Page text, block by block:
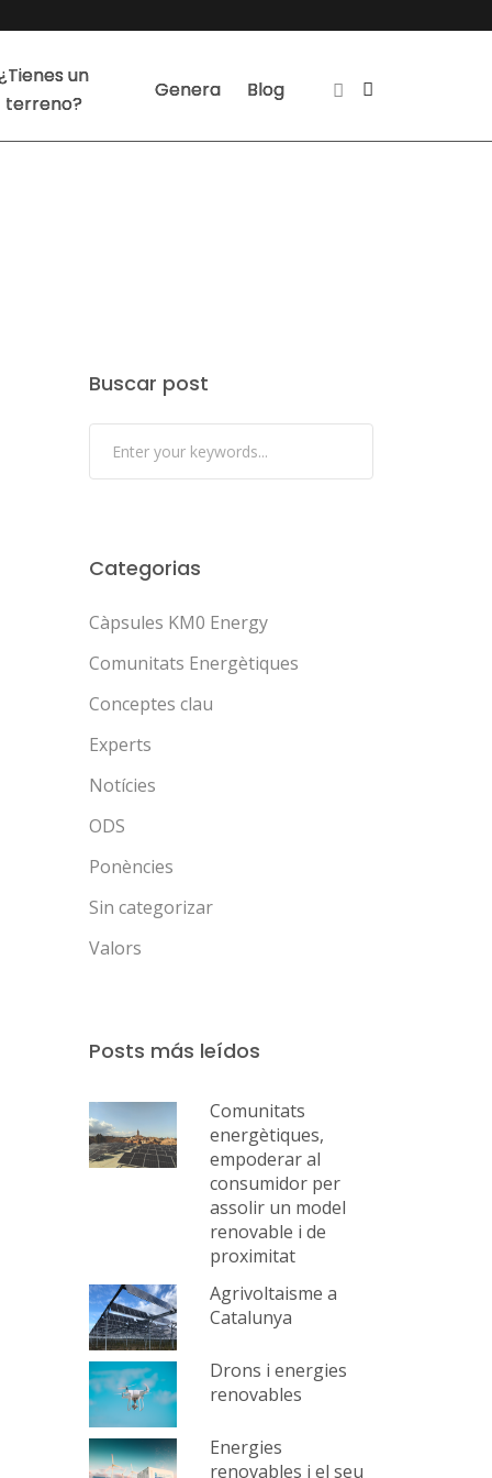
un
terreno?
Genera Blog
Buscar post
Categorias
Càpsules KM0 Energy
Comunitats Energètiques
Conceptes clau
Experts
Notícies
ODS
Ponències
Sin categorizar
Valors
Posts más leídos
Comunitats
energètiques,
empoderar al
consumidor per
assolir un model
renovable i de
proximitat
Agrivoltaisme a
Catalunya
Drons i energies
renovables
Energies
renovables i el seu